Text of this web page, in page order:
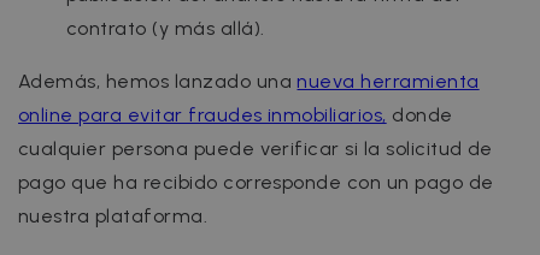
contrato (y más allá).
Además, hemos lanzado una nueva herramienta
online para evitar fraudes inmobiliarios, donde
cualquier persona puede verificar si la solicitud de
pago que ha recibido corresponde con un pago de
nuestra plataforma.
cf_chl_3
CookieScriptConsent
CookieScript
.zazume.com
1 year